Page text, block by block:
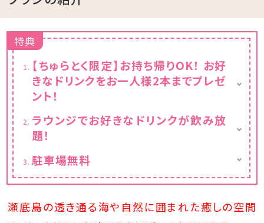
特典
【ちゅらとく限定】お持ち帰りOK！ お好
きなドリンクをお一人様2本までプレゼ
ント！
その場でお楽しみいただくのはもちろん、お土
産としてお持ち帰りいただくことも可能です♪
好きなドリンクをお選びいただけます。
対象商品例
・バヤリース など
ラウンジでお好きなドリンクが飲み放
題！
アルコール
レモン・ピーチ・カシス・シークワーサー・パイ
ン・梅・JJ・ハイボール
ソフトドリンク
駐車場無料
約20台分の駐車スペースをご用意しておりま
す。
ご予約不要で、無料にてご利用いただけます。
※1部屋につき3台以上でお越しの場合は、必
瀬底島の透き通る海や自然に囲まれた癒しの空間